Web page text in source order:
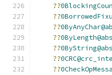
??
??
??
??
??
??
??